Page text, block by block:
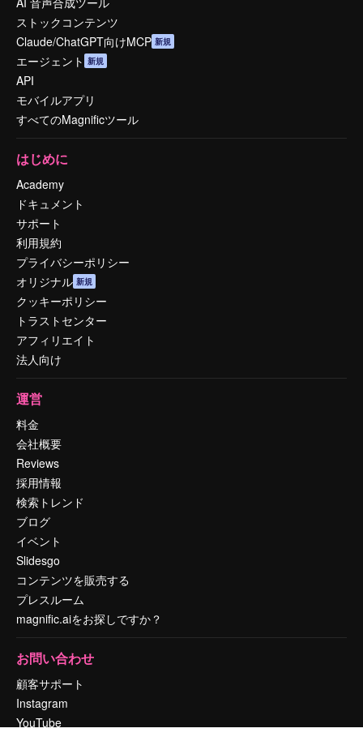
ストックコンテンツ
Claude/ChatGPT向けMCP 新規
エージェント 新規
API
モバイルアプリ
すべてのMagnificツール
はじめに
Academy
ドキュメント
サポート
利用規約
プライバシーポリシー
オリジナル 新規
クッキーポリシー
トラストセンター
アフィリエイト
法人向け
運営
料金
会社概要
Reviews
採用情報
検索トレンド
ブログ
イベント
Slidesgo
コンテンツを販売する
プレスルーム
magnific.aiをお探しですか？
お問い合わせ
顧客サポート
Instagram
YouTube